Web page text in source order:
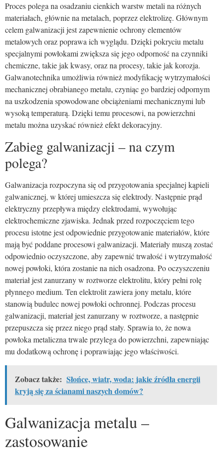
Proces polega na osadzaniu cienkich warstw metali na różnych
materiałach, głównie na metalach, poprzez elektrolizę. Głównym
celem galwanizacji jest zapewnienie ochrony elementów
metalowych oraz poprawa ich wyglądu. Dzięki pokryciu metalu
specjalnymi powłokami zwiększa się jego odporność na czynniki
chemiczne, takie jak kwasy, oraz na procesy, takie jak korozja.
Galwanotechnika umożliwia również modyfikację wytrzymałości
mechanicznej obrabianego metalu, czyniąc go bardziej odpornym
na uszkodzenia spowodowane obciążeniami mechanicznymi lub
wysoką temperaturą. Dzięki temu procesowi, na powierzchni
metalu można uzyskać również efekt dekoracyjny.
Zabieg galwanizacji – na czym
polega?
Galwanizacja rozpoczyna się od przygotowania specjalnej kąpieli
galwanicznej, w której umieszcza się elektrody. Następnie prąd
elektryczny przepływa między elektrodami, wywołując
elektrochemiczne zjawiska. Jednak przed rozpoczęciem tego
procesu istotne jest odpowiednie przygotowanie materiałów, które
mają być poddane procesowi galwanizacji. Materiały muszą zostać
odpowiednio oczyszczone, aby zapewnić trwałość i wytrzymałość
nowej powłoki, która zostanie na nich osadzona. Po oczyszczeniu
materiał jest zanurzany w roztworze elektrolitu, który pełni rolę
płynnego medium. Ten elektrolit zawiera jony metalu, które
stanowią budulec nowej powłoki ochronnej. Podczas procesu
galwanizacji, materiał jest zanurzany w roztworze, a następnie
przepuszcza się przez niego prąd stały. Sprawia to, że nowa
powłoka metaliczna trwale przylega do powierzchni, zapewniając
mu dodatkową ochronę i poprawiając jego właściwości.
Zobacz także: Słońce, wiatr, woda: jakie źródła energii
kryją się za ścianami naszych domów?
Galwanizacja metalu –
zastosowanie